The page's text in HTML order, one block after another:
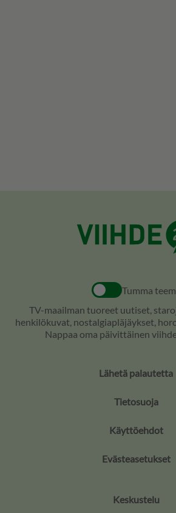
Tumma
TV-maailman tuoreet uutiset,
henkilökuvat, nostalgiapläjäykset,
Nappaa oma päivittäinen
Lähetä palautetta
Tietosuoja
Käyttöehdot
Evästeasetukset
Keskustelu